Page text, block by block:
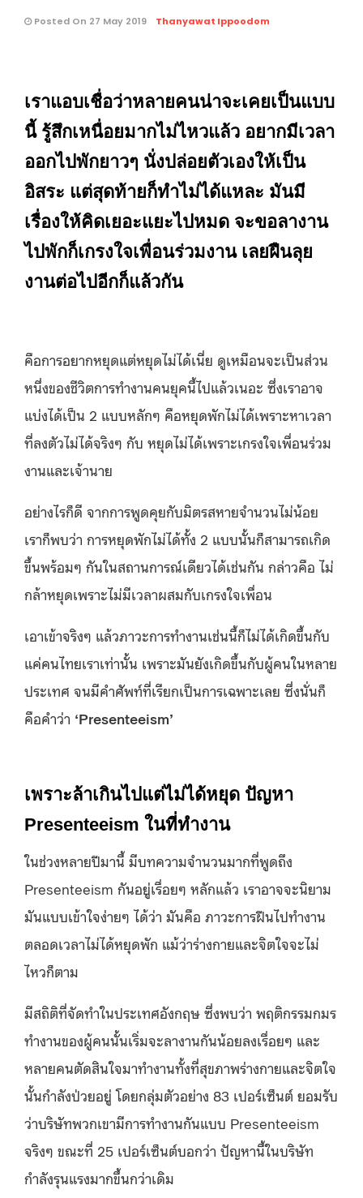
Posted On 27 May 2019 Thanyawat Ippoodom
เราแอบเชื่อว่าหลายคนน่าจะเคยเป็นแบบ
นี้ รู้สึกเหนื่อยมากไม่ไหวแล้ว อยากมีเวลา
ออกไปพักยาวๆ นั่งปล่อยตัวเองให้เป็น
อิสระ แต่สุดท้ายก็ทำไม่ได้แหละ มันมี
เรื่องให้คิดเยอะแยะไปหมด จะขอลางาน
ไปพักก็เกรงใจเพื่อนร่วมงาน เลยฝืนลุย
งานต่อไปอีกก็แล้วกัน
คือการอยากหยุดแต่หยุดไม่ได้เนี่ย ดูเหมือนจะเป็นส่วน
หนึ่งของชีวิตการทำงานคนยุคนี้ไปแล้วเนอะ ซึ่งเราอาจ
แบ่งได้เป็น 2 แบบหลักๆ คือหยุดพักไม่ได้เพราะหาเวลา
ที่ลงตัวไม่ได้จริงๆ กับ หยุดไม่ได้เพราะเกรงใจเพื่อนร่วม
งานและเจ้านาย
อย่างไรก็ดี จากการพูดคุยกับมิตรสหายจำนวนไม่น้อย
เราก็พบว่า การหยุดพักไม่ได้ทั้ง 2 แบบนั้นก็สามารถเกิด
ขึ้นพร้อมๆ กันในสถานการณ์เดียวได้เช่นกัน กล่าวคือ ไม่
กล้าหยุดเพราะไม่มีเวลาผสมกับเกรงใจเพื่อน
เอาเข้าจริงๆ แล้วภาวะการทำงานเช่นนี้ก็ไม่ได้เกิดขึ้นกับ
แค่คนไทยเราเท่านั้น เพราะมันยังเกิดขึ้นกับผู้คนในหลาย
ประเทศ จนมีคำศัพท์ที่เรียกเป็นการเฉพาะเลย ซึ่งนั่นก็
คือคำว่า ‘Presenteeism’
เพราะล้าเกินไปแต่ไม่ได้หยุด ปัญหา
Presenteeism ในที่ทำงาน
ในช่วงหลายปีมานี้ มีบทความจำนวนมากที่พูดถึง
Presenteeism กันอยู่เรื่อยๆ หลักแล้ว เราอาจจะนิยาม
มันแบบเข้าใจง่ายๆ ได้ว่า มันคือ ภาวะการฝืนไปทำงาน
ตลอดเวลาไม่ได้หยุดพัก แม้ว่าร่างกายและจิตใจจะไม่
ไหวก็ตาม
มีสถิติที่จัดทำในประเทศอังกฤษ ซึ่งพบว่า พฤติกรรมกมร
ทำงานของผู้คนนั้นเริ่มจะลางานกันน้อยลงเรื่อยๆ และ
หลายคนตัดสินใจมาทำงานทั้งที่สุขภาพร่างกายและจิตใจ
นั้นกำลังป่วยอยู่ โดยกลุ่มตัวอย่าง 83 เปอร์เซ็นต์ ยอมรับ
ว่าบริษัทพวกเขามีการทำงานกันแบบ Presenteeism
จริงๆ ขณะที่ 25 เปอร์เซ็นต์บอกว่า ปัญหานี้ในบริษัท
กำลังรุนแรงมากขึ้นกว่าเดิม